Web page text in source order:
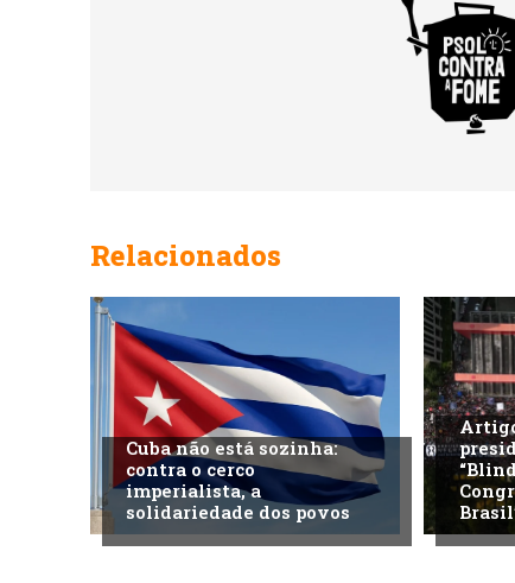
Relacionados
Cuba não está sozinha:
contra o cerco
imperialista, a
solidariedade dos povos